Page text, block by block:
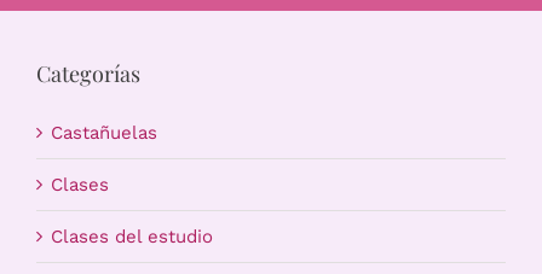
Estudio
Carrito
Categorías
Castañuelas
Clases
Clases del estudio